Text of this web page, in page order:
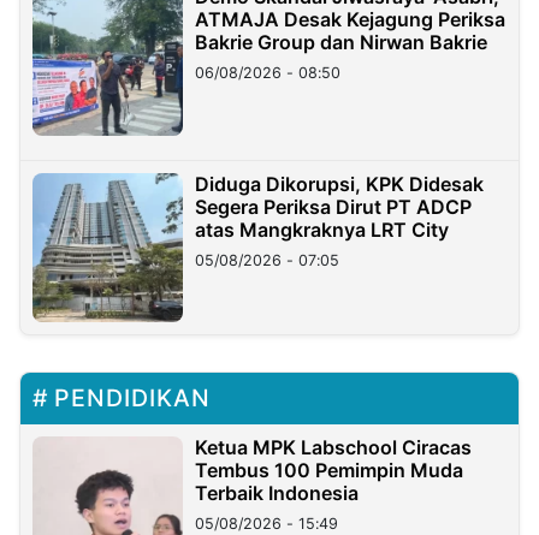
ATMAJA Desak Kejagung Periksa
Bakrie Group dan Nirwan Bakrie
06/08/2026 - 08:50
Diduga Dikorupsi, KPK Didesak
Segera Periksa Dirut PT ADCP
atas Mangkraknya LRT City
05/08/2026 - 07:05
PENDIDIKAN
Ketua MPK Labschool Ciracas
Tembus 100 Pemimpin Muda
Terbaik Indonesia
05/08/2026 - 15:49